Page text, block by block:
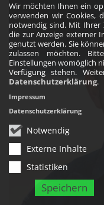
Wir möchten Ihnen ein
verwenden wir Cookies,
notwendig sind. Mit Ihrer
die zur Anzeige externer
genutzt werden. Sie
zulassen möchten.
Einstellungen womöglich
Verfügung stehen.
Datenschutzerklärung.
Notwendig
Externe Inhalte
Statistiken
Speichern
Impressum
Datenschutzerklärung